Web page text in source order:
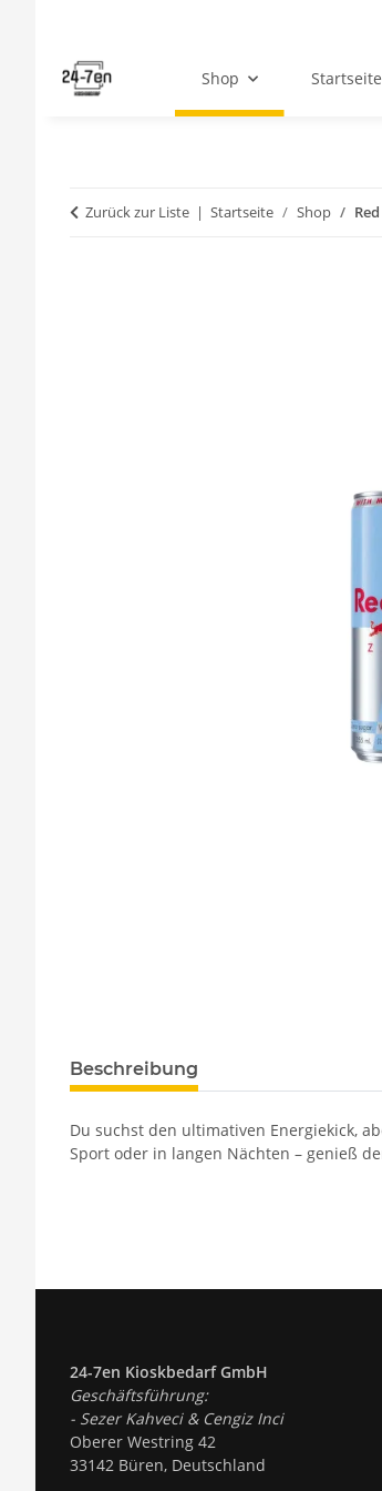
Shop Startseite
Zurück zur Liste Startseite Shop
Beschreibung
Du suchst den ultimativen Energiekick,
Sport oder in langen Nächten – genieß
24-7en Kioskbedarf GmbH
Geschäftsführung:
- Sezer Kahveci & Cengiz Inci
Oberer Westring 42
33142 Büren, Deutschland